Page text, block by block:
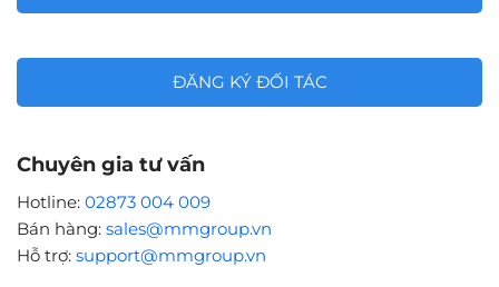
ĐĂNG KÝ ĐỐI TÁC
Chuyên gia tư vấn
Hotline: 02873 004 009
Bán hàng: sales@mmgroup.vn
Hỗ trợ: support@mmgroup.vn